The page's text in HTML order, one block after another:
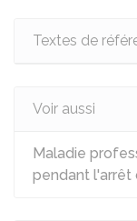
Textes de
Voir aussi
Maladie
pendant l'arrêt